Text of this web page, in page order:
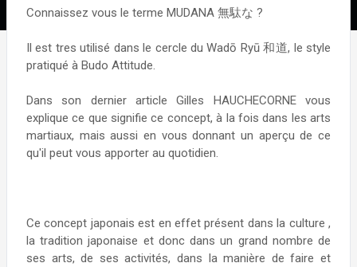
Connaissez vous le terme MUDANA 無駄な ?
Il est tres utilisé dans le cercle du Wadō Ryū 和道, le style
pratiqué à Budo Attitude.
Dans son dernier article Gilles HAUCHECORNE vous
explique ce que signifie ce concept, à la fois dans les arts
martiaux, mais aussi en vous donnant un aperçu de ce
qu'il peut vous apporter au quotidien.
Ce concept japonais est en effet présent dans la culture ,
la tradition japonaise et donc dans un grand nombre de
ses arts, de ses activités, dans la manière de faire et